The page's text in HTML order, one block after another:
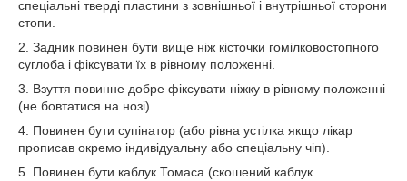
спеціальні тверді пластини з зовнішньої і внутрішньої сторони
стопи.
2. Задник повинен бути вище ніж кісточки гомілковостопного
суглоба і фіксувати їх в рівному положенні.
3. Взуття повинне добре фіксувати ніжку в рівному положенні
(не бовтатися на нозі).
4. Повинен бути супінатор (або рівна устілка якщо лікар
прописав окремо індивідуальну або спеціальну чіп).
5. Повинен бути каблук Томаса (скошений каблук